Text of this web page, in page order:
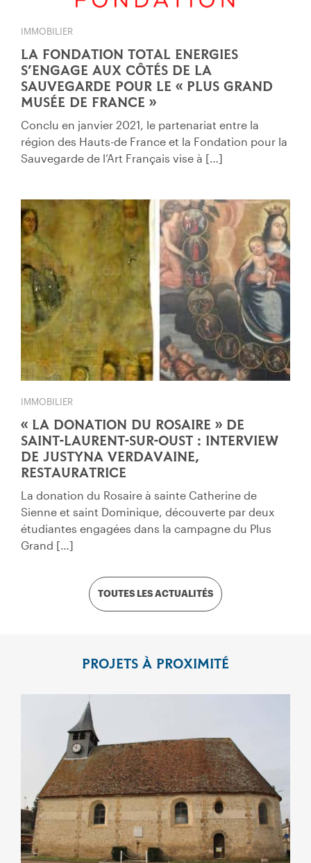
TOUTES LES ACTUALITÉS
IMMOBILIER
LA FONDATION TOTAL ENERGIES
S’ENGAGE AUX CÔTÉS DE LA
SAUVEGARDE POUR LE « PLUS GRAND
MUSÉE DE FRANCE »
Conclu en janvier 2021, le partenariat entre la
région des Hauts-de France et la Fondation pour la
Sauvegarde de l’Art Français vise à […]
IMMOBILIER
« LA DONATION DU ROSAIRE » DE
SAINT-LAURENT-SUR-OUST : INTERVIEW
DE JUSTYNA VERDAVAINE,
RESTAURATRICE
La donation du Rosaire à sainte Catherine de
Sienne et saint Dominique, découverte par deux
étudiantes engagées dans la campagne du Plus
Grand […]
PROJETS À PROXIMITÉ